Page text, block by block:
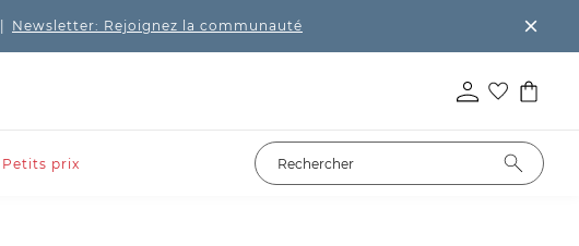
Newsletter: Rejoignez la communauté
Petits prix